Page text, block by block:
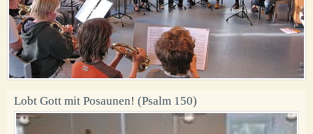
Lobt Gott mit Posaunen! (Psalm 150)